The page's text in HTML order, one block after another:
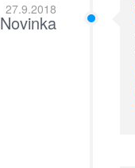
27.9.2018
Novinka